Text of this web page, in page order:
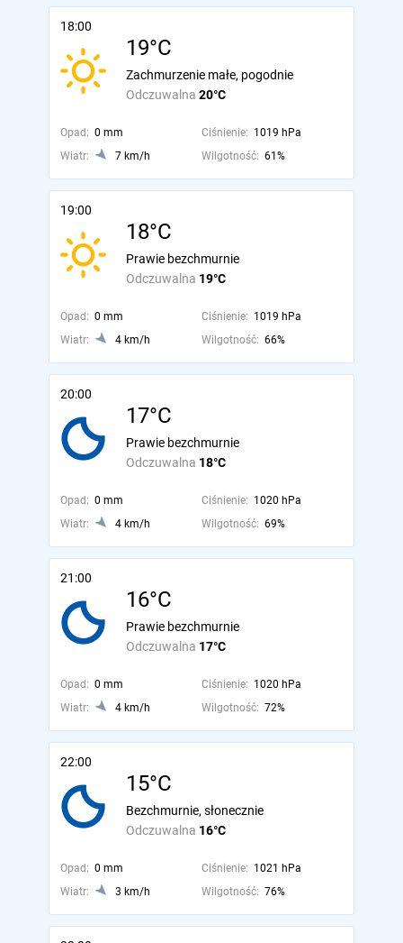
18:00
19°C
Odczuwalna 20°C
Zachmurzenie małe, pogodnie
Opad: 0 mm Ciśnienie: 1019 hPa
Wiatr:
7 km/h Wilgotność: 61%
19:00
18°C
Odczuwalna 19°C
Prawie bezchmurnie
Opad: 0 mm Ciśnienie: 1019 hPa
Wiatr:
4 km/h Wilgotność: 66%
20:00
17°C
Odczuwalna 18°C
Prawie bezchmurnie
Opad: 0 mm Ciśnienie: 1020 hPa
Wiatr:
4 km/h Wilgotność: 69%
21:00
16°C
Odczuwalna 17°C
Prawie bezchmurnie
Opad: 0 mm Ciśnienie: 1020 hPa
Wiatr:
4 km/h Wilgotność: 72%
22:00
15°C
Odczuwalna 16°C
Bezchmurnie, słonecznie
Opad: 0 mm Ciśnienie: 1021 hPa
Wiatr:
3 km/h Wilgotność: 76%